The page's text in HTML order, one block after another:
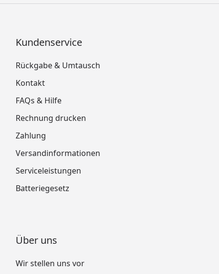
Kundenservice
Rückgabe & Umtausch
Kontakt
FAQs & Hilfe
Rechnung drucken
Zahlung
Versandinformationen
Serviceleistungen
Batteriegesetz
Über uns
Wir stellen uns vor